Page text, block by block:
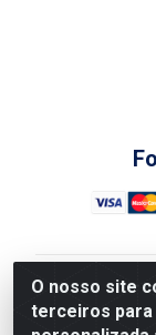
O nosso site
terceiros para
Nova Boni
- Rua